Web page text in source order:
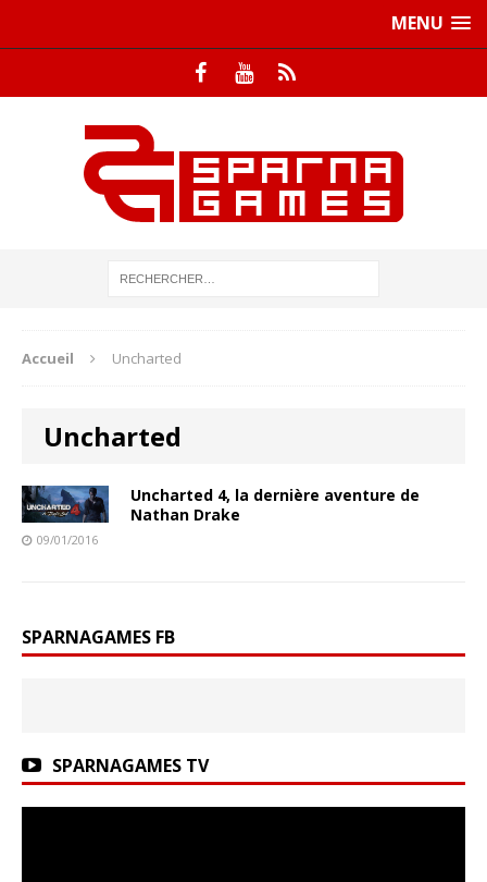
MENU
Accueil Uncharted
Uncharted
Uncharted 4, la dernière aventure de
Nathan Drake
09/01/2016
SPARNAGAMES FB
SPARNAGAMES TV